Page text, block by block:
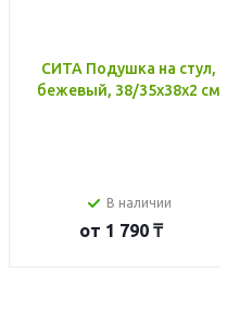
СИТА Подушка на стул,
бежевый, 38/35x38x2 см
В наличии
от 1 790 ₸